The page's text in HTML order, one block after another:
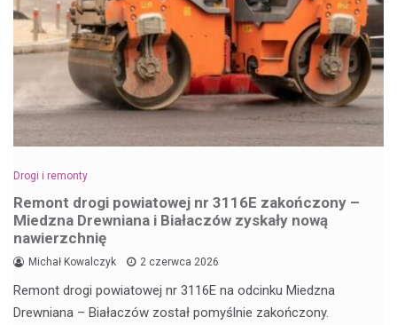
Drogi i remonty
Remont drogi powiatowej nr 3116E zakończony –
Miedzna Drewniana i Białaczów zyskały nową
nawierzchnię
Michał Kowalczyk 2 czerwca 2026
Remont drogi powiatowej nr 3116E na odcinku Miedzna
Drewniana – Białaczów został pomyślnie zakończony.